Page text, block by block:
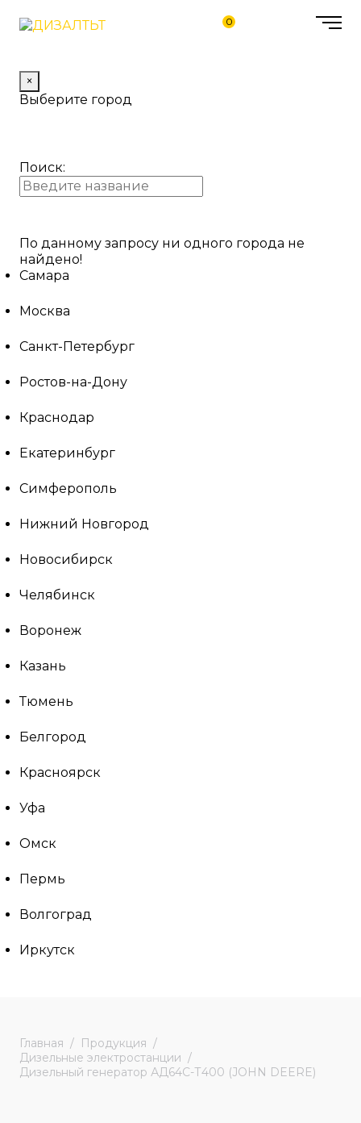
0
×
Выберите город
Поиск:
По данному запросу ни одного города не
найдено!
Самара
Москва
Санкт-Петербург
Ростов-на-Дону
Краснодар
Екатеринбург
Симферополь
Нижний Новгород
Новосибирск
Челябинск
Воронеж
Казань
Тюмень
Белгород
Красноярск
Уфа
Омск
Пермь
Волгоград
Иркутск
Главная
Продукция
Дизельные электростанции
Дизельный генератор АД64С-Т400 (JOHN DEERE)